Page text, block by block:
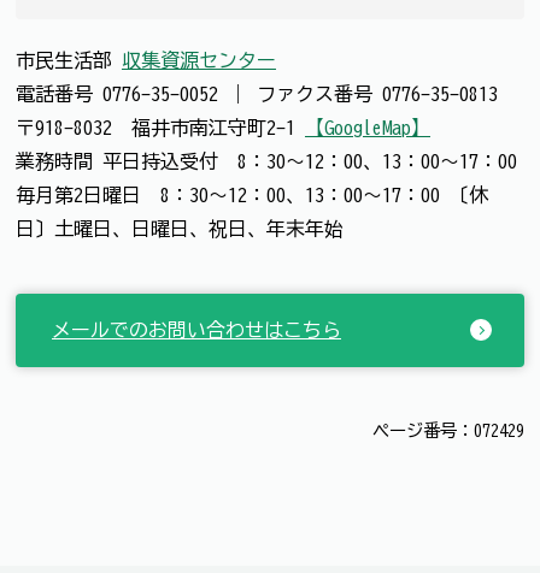
市民生活部 収集資源センター
電話番号 0776-35-0052 ファクス番号 0776-35-0813
〒918-8032 福井市南江守町2-1
【GoogleMap】
業務時間 平日持込受付 8：30～12：00、13：00～17：00
毎月第2日曜日 8：30～12：00、13：00～17：00 〔休
日〕土曜日、日曜日、祝日、年末年始
メールでのお問い合わせはこちら
ページ番号：072429